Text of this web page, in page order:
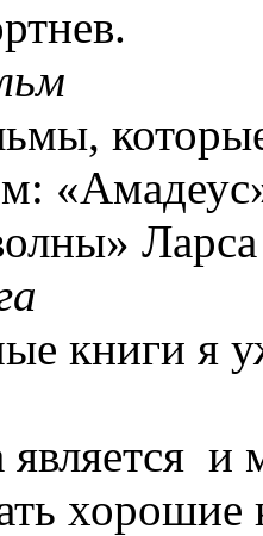
книги я
является
хорошие